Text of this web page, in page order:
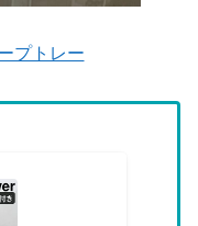
プトレー